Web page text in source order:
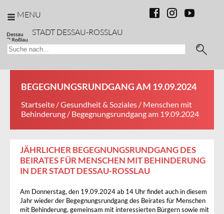
MENU
STADT DESSAU-ROSSLAU
BEGEGNUNGSRUNDGANG AM 19.09.2024
Startseite /Gesundheit & Soziales / Menschen mit
Behinderung / Begegnungsrundgang am 19.09.2024
JÄHRLICHER BEGEGNUNGSRUNDGANG DES
BEIRATES FÜR MENSCHEN MIT BEHINDERUNG
IN DER STADT DESSAU-ROSSLAU
Am Donnerstag, den 19.09.2024 ab 14 Uhr findet auch in diesem
Jahr wieder der Begegnungsrundgang des Beirates für Menschen
mit Behinderung, gemeinsam mit interessierten Bürgern sowie mit